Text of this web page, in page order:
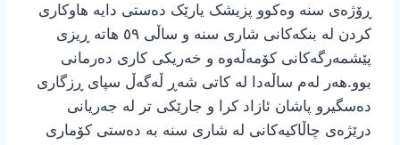
ڕۆژەی سنە وەکوو پزیشک یارێک دەستی دایە هاوکاری
کردن له بنکەکانی شاری سنه و ساڵی ٥٩ هاتە ڕیزی
پێشمەرگەکانی کۆمەڵەوە و خەریکی کاری دەرمانی
بوو.هەر لەم ساڵەدا لە کاتی شەڕ ڵەگەڵ سپای ڕزگاری
دەسگیرو پاشان ئازاد کرا و جارێکی تر لە جەریانی
درێژەی چاڵاکیەکانی له شاری سنه به دەستی کۆماری